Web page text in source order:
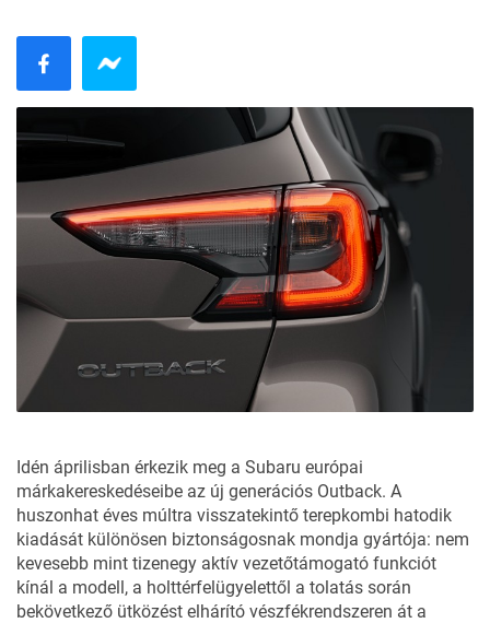
Idén áprilisban érkezik meg a Subaru európai
márkakereskedéseibe az új generációs Outback. A
huszonhat éves múltra visszatekintő terepkombi hatodik
kiadását különösen biztonságosnak mondja gyártója: nem
kevesebb mint tizenegy aktív vezetőtámogató funkciót
kínál a modell, a holttérfelügyelettől a tolatás során
bekövetkező ütközést elhárító vészfékrendszeren át a